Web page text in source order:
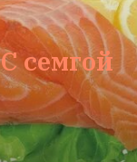
С семгой